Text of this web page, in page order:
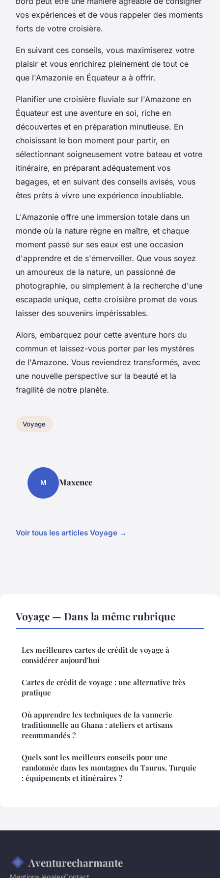
vos expériences et de vous rappeler des moments
forts de votre croisière.
En suivant ces conseils, vous maximiserez votre
plaisir et vous enrichirez pleinement de tout ce
que l'Amazonie en Équateur a à offrir.
Planifier une croisière fluviale sur l'Amazone en
Équateur est une aventure en soi, riche en
découvertes et en préparation minutieuse. En
choisissant le bon moment pour partir, en
sélectionnant soigneusement votre bateau et votre
itinéraire, en préparant adéquatement vos
bagages, et en suivant des conseils avisés, vous
êtes prêts à vivre une expérience inoubliable.
L'Amazonie offre une immersion totale dans un
monde où la nature règne en maître, et chaque
moment passé sur ses eaux est une occasion
d'apprendre et de s'émerveiller. Que vous soyez
un amoureux de la nature, un passionné de
photographie, ou simplement à la recherche d'une
escapade unique, cette croisière promet de vous
laisser des souvenirs impérissables.
Alors, embarquez pour cette aventure hors du
commun et laissez-vous porter par les mystères
de l'Amazone. Vous reviendrez transformés, avec
une nouvelle perspective sur la beauté et la
fragilité de notre planète.
Voyage
M Maxence
Voir tous les articles Voyage →
Voyage — Dans la même rubrique
Les meilleures cartes de crédit de voyage à
considérer aujourd'hui
Cartes de crédit de voyage : une alternative très
pratique
Où apprendre les techniques de la vannerie
traditionnelle au Ghana : ateliers et artisans
recommandés ?
Quels sont les meilleurs conseils pour une
randonnée dans les montagnes du Taurus, Turquie
: équipements et itinéraires ?
Aventurecharmante